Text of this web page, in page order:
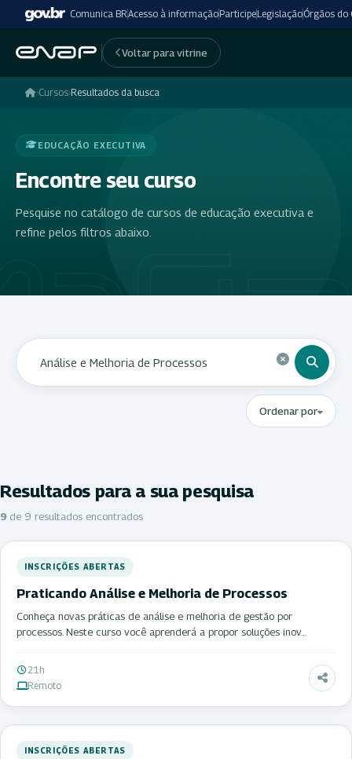
Comunica BRAcesso à informaçãoParticipeLegislaçãoÓrgãos do
Voltar para vitrine
›Cursos›Resultados da busca
EDUCAÇÃO EXECUTIVA
Encontre seu curso
Pesquise no catálogo de cursos de educação executiva e
refine pelos filtros abaixo.
Ordenar por
Resultados para a sua pesquisa
9 de 9 resultados encontrados
INSCRIÇÕES ABERTAS
Praticando Análise e Melhoria de Processos
Conheça novas práticas de análise e melhoria de gestão por
processos. Neste curso você aprenderá a propor soluções inov…
21h
Remoto
INSCRIÇÕES ABERTAS